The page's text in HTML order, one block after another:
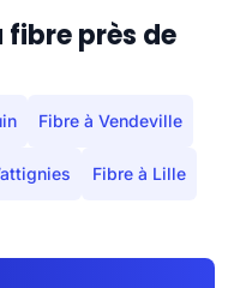
fibre près de
Fibre à Vendeville
Fibre à Lille